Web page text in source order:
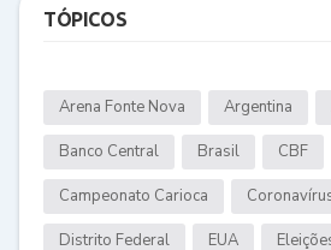
TÓPICOS
Arena Fonte Nova Argentina
Banco Central Brasil CBF
Campeonato Carioca
Distrito Federal EUA